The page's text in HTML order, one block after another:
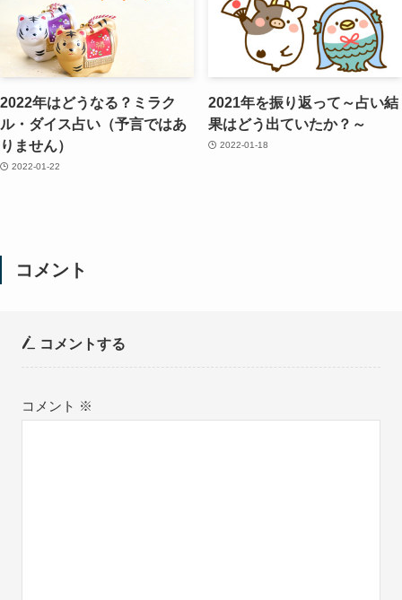
2022年はどうなる？ミラク
ル・ダイス占い（予言ではあ
りません）
2022-01-22
2021年を振り返って～占い結
果はどう出ていたか？～
2022-01-18
コメント
コメントする
コメント ※